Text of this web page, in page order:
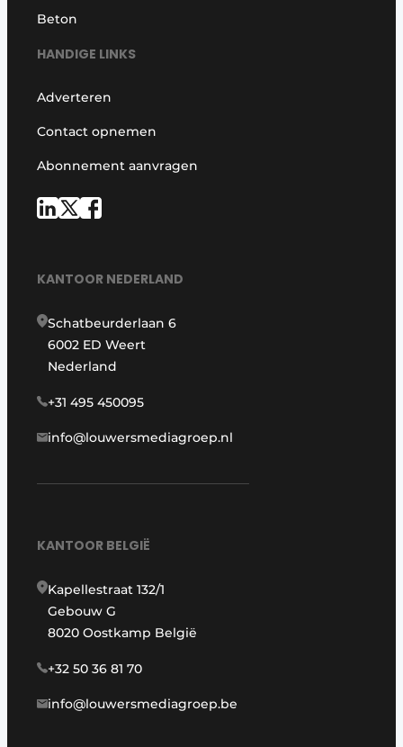
Beton
HANDIGE LINKS
Adverteren
Contact opnemen
Abonnement aanvragen
KANTOOR NEDERLAND
Schatbeurderlaan 6
6002 ED Weert
Nederland
+31 495 450095
info@louwersmediagroep.nl
KANTOOR BELGIË
Kapellestraat 132/1
Gebouw G
8020 Oostkamp België
+32 50 36 81 70
info@louwersmediagroep.be